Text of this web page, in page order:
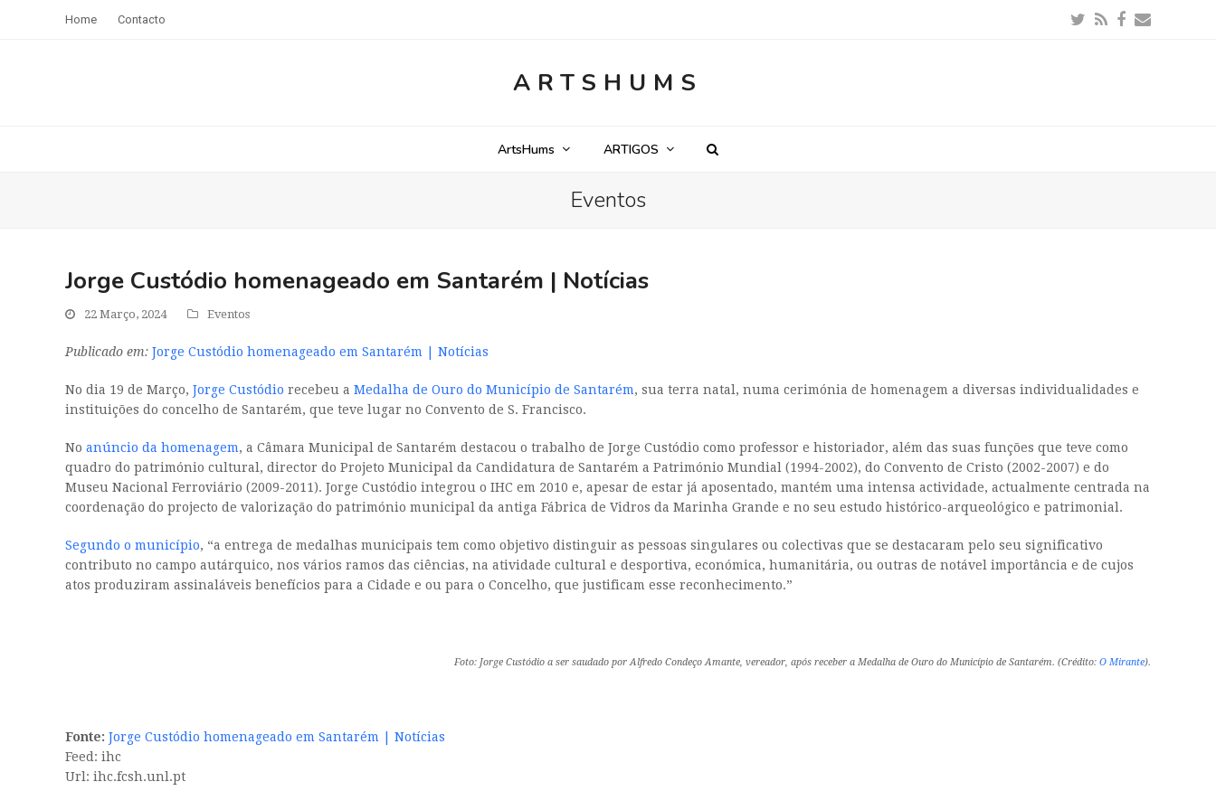
Home Contacto Twitter
RSSFacebook
Email
ARTSHUMS
ArtsHums ARTIGOS
Eventos
Jorge Custódio homenageado em Santarém | Notícias
22 Março, 2024 Eventos
Publicado em: Jorge Custódio homenageado em Santarém | Notícias
No dia 19 de Março, Jorge Custódio recebeu a Medalha de Ouro do Município de Santarém, sua terra natal, numa cerimónia de homenagem a diversas individualidades e
instituições do concelho de Santarém, que teve lugar no Convento de S. Francisco.
No anúncio da homenagem, a Câmara Municipal de Santarém destacou o trabalho de Jorge Custódio como professor e historiador, além das suas funções que teve como
quadro do património cultural, director do Projeto Municipal da Candidatura de Santarém a Património Mundial (1994-2002), do Convento de Cristo (2002-2007) e do
Museu Nacional Ferroviário (2009-2011). Jorge Custódio integrou o IHC em 2010 e, apesar de estar já aposentado, mantém uma intensa actividade, actualmente centrada na
coordenação do projecto de valorização do património municipal da antiga Fábrica de Vidros da Marinha Grande e no seu estudo histórico-arqueológico e patrimonial.
Segundo o município, “a entrega de medalhas municipais tem como objetivo distinguir as pessoas singulares ou colectivas que se destacaram pelo seu significativo
contributo no campo autárquico, nos vários ramos das ciências, na atividade cultural e desportiva, económica, humanitária, ou outras de notável importância e de cujos
atos produziram assinaláveis benefícios para a Cidade e ou para o Concelho, que justificam esse reconhecimento.”
Foto: Jorge Custódio a ser saudado por Alfredo Condeço Amante, vereador, após receber a Medalha de Ouro do Município de Santarém. (Crédito: O Mirante).
Fonte: Jorge Custódio homenageado em Santarém | Notícias
Feed: ihc
Url: ihc.fcsh.unl.pt